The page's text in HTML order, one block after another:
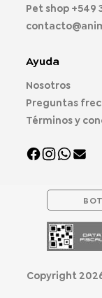
en
la
Pet shop +549
Ayuda
Nosotros
Preguntas
Términos y
Copyright